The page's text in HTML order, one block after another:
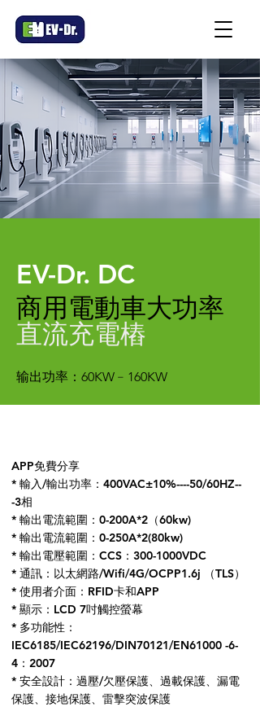
EV-Dr. DC
商用電動車大功率
直流充電樁
输出功率：60KW﹣160KW
APP免費分享
* 輸入/輸出功率：400VAC±10%----50/60HZ--
-3相
* 輸出電流範圍：0-200A*2（60kw)
* 輸出電流範圍：0-250A*2(80kw)
* 輸出電壓範圍：CCS：300-1000VDC
* 通訊：以太網路/Wifi/4G/OCPP1.6j （TLS）
* 使用者介面：RFID卡和APP
* 顯示：LCD 7吋觸控螢幕
* 多功能性：
IEC6185/IEC62196/DIN70121/EN61000 -6-
4：2007
* 安全設計：過壓/欠壓保護、過載保護、漏電
保護、接地保護、雷擊突波保護